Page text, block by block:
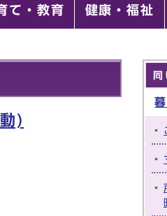
て・教育 健康・福祉
)
同